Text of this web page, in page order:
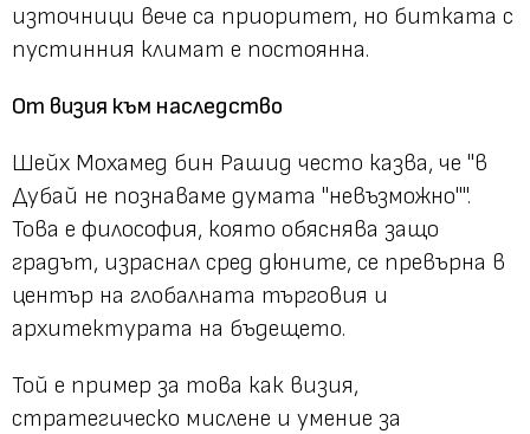
източници вече са приоритет, но битката с
пустинния климат е постоянна.
От визия към наследство
Шейх Мохамед бин Рашид често казва, че "в
Дубай не познаваме думата "невъзможно"".
Това е философия, която обяснява защо
градът, израснал сред дюните, се превърна в
център на глобалната търговия и
архитектурата на бъдещето.
Той е пример за това как визия,
стратегическо мислене и умение за